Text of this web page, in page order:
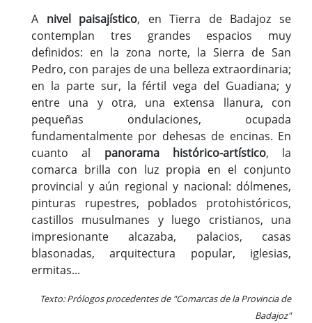
A nivel paisajístico, en Tierra de Badajoz se
contemplan tres grandes espacios muy
definidos: en la zona norte, la Sierra de San
Pedro, con parajes de una belleza extraordinaria;
en la parte sur, la fértil vega del Guadiana; y
entre una y otra, una extensa llanura, con
pequeñas ondulaciones, ocupada
fundamentalmente por dehesas de encinas. En
cuanto al panorama histórico-artístico, la
comarca brilla con luz propia en el conjunto
provincial y aún regional y nacional: dólmenes,
pinturas rupestres, poblados protohistóricos,
castillos musulmanes y luego cristianos, una
impresionante alcazaba, palacios, casas
blasonadas, arquitectura popular, iglesias,
ermitas...
Texto: Prólogos procedentes de "Comarcas de la Provincia de
Badajoz"